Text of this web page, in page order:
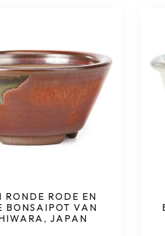
RONDE RODE EN
BONSAIPOT VAN
JAPAN